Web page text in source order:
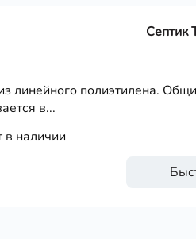
Септик
линейного полиэтилена.
в...
в наличии